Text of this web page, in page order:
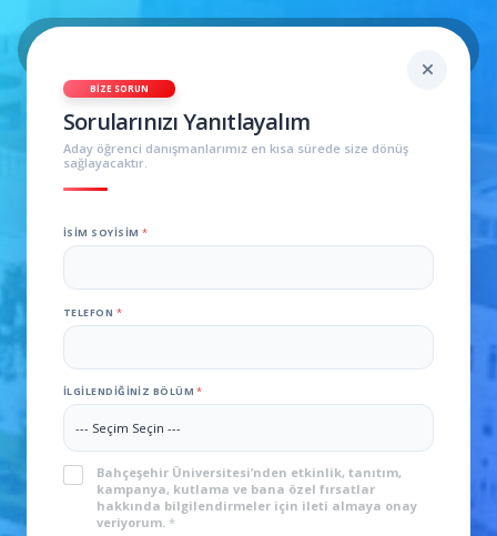
BIZE SORUN
Sorularınızı Yanıtlayalım
Aday öğrenci danışmanlarımız en kısa sürede size dönüş
sağlayacaktır.
İSIM SOYISIM *
TELEFON *
İLGILENDIĞINIZ BÖLÜM*
KVKK*
Bahçeşehir Üniversitesi’nden etkinlik, tanıtım,
kampanya, kutlama ve bana özel fırsatlar
hakkında bilgilendirmeler için ileti almaya onay
veriyorum. *
Intercultural Business
Communication Berlin
Summer 2020